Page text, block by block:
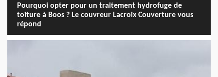
Pourquoi opter pour un traitement hydrofuge de
toiture à Boos ? Le couvreur Lacroix Couverture vous
répond